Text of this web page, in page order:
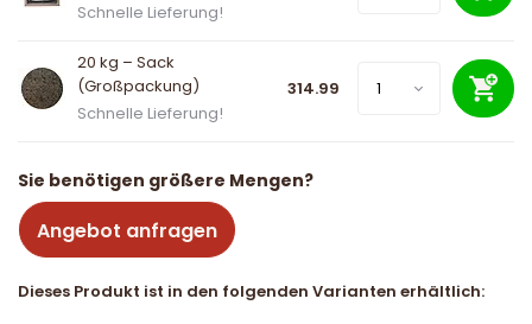
Schnelle Lieferung!
20 kg – Sack
(Großpackung)
Schnelle Lieferung!
314.99
Sie benötigen größere Mengen?
Angebot anfragen
Dieses Produkt ist in den folgenden Varianten erhältlich: